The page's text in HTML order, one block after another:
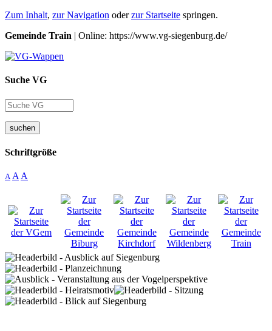
Zum Inhalt, zur Navigation oderzur Startseite springen.
Gemeinde Train | Online: https://www.vg-siegenburg.de/
Suche VG
suchen
Schriftgröße
A A A